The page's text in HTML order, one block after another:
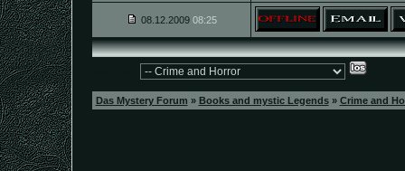
08.12.2009 08:25
Das Mystery Forum » Books and mystic Legends» Crime and